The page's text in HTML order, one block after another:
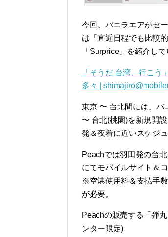
今回、バニラエアがセ
は「直近日程でも比較
「Surprice」を紹介し
「そうだ 台湾、行こ
多々 |
東京 〜 台北間には、バ
〜 台北(桃園)を新規開
発＆夜着に近いスケジ
Peachでは羽田発の台
にてモバイルサイト＆
※空港使用料＆支払手
が必要。
Peachの販売する「弾
ンター限定)